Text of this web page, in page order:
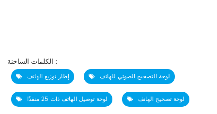
الكلمات الساخنة :
إطار توزيع الهاتف لوحة التصحيح الصوتي للهاتف
لوحة توصيل الهاتف ذات 25 منفذًا لوحة تصحيح الهاتف